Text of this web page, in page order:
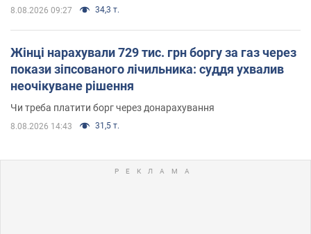
8.08.2026 09:27 34,3 т.
Жінці нарахували 729 тис. грн боргу за газ через
покази зіпсованого лічильника: суддя ухвалив
неочікуване рішення
Чи треба платити борг через донарахування
8.08.2026 14:43 31,5 т.